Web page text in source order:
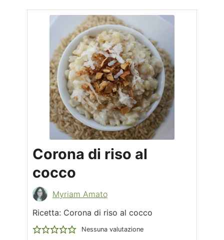
Corona di riso al
cocco
Myriam Amato
Ricetta: Corona di riso al cocco
Nessuna valutazione